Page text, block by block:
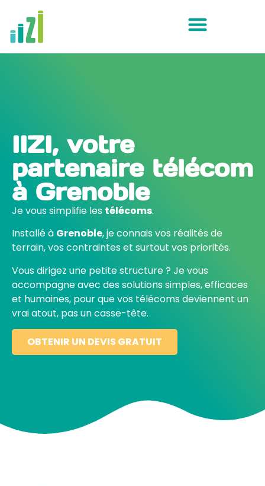
IIZI, votre
partenaire télécom
à Grenoble
Je vous simplifie les télécoms.
Installé à Grenoble, je connais vos réalités de
terrain, vos contraintes et surtout vos priorités.
Vous dirigez une petite structure ? Je vous
accompagne avec des solutions simples, efficaces
et humaines, pour que vos télécoms deviennent un
vrai atout, pas un casse-tête.
OBTENIR UN DEVIS GRATUIT